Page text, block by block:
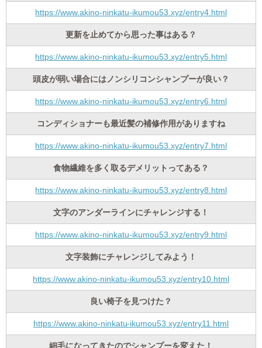
https://www.akino-ninkatu-ikumou53.xyz/entry4.html
更新を止めてから思った事はある？
https://www.akino-ninkatu-ikumou53.xyz/entry5.html
頭皮が弱い場合にはノンシリコンシャンプーが良い？
https://www.akino-ninkatu-ikumou53.xyz/entry6.html
コンディショナーも最近髪の補修作用がありますね
https://www.akino-ninkatu-ikumou53.xyz/entry7.html
食物繊維を多く取るデメリットってある？
https://www.akino-ninkatu-ikumou53.xyz/entry8.html
文字のアンダーラインにチャレンジする！
https://www.akino-ninkatu-ikumou53.xyz/entry9.html
文字装飾にチャレンジしてみよう！
https://www.akino-ninkatu-ikumou53.xyz/entry10.html
良い椅子を見つけた？
https://www.akino-ninkatu-ikumou53.xyz/entry11.html
細毛になってきたのでシャンプーを変えた！